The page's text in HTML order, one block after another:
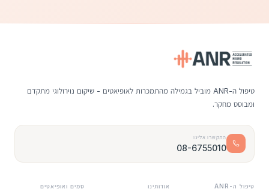
טיפול ה-ANR מוביל בגמילה מהתמכרות לאופיאטים - שיקום נוירולוגי מתקדם
ומבוסס מחקר.
התקשרו אלינו
08-6755010
טיפול ה-ANR אודותינו סמים ואופיאטים